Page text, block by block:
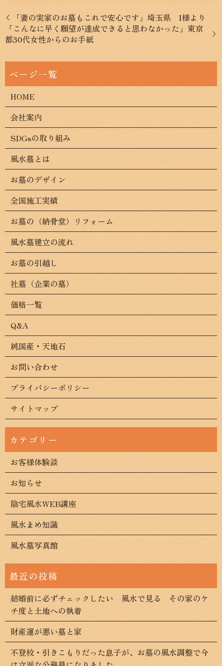
「妻の実家のお墓もこれで安心です」埼玉県 I様より
「こんなに早く願望が達成できると思わなかった」東京
都30代女性からのお手紙
HOME
会社案内
SDGsの取り組み
風水墓とは
お墓のデザイン
全国施工実績
お墓の（納骨堂）リフォーム
風水墓建立の流れ
お墓の引越し
社墓（企業の墓）
価格一覧
Q&A
純国産・天地石
お問い合わせ
プライバシーポリシー
サイトマップ
お客様体験談
お知らせ
陰宅風水WEB講座
風水まめ知識
風水墓写真館
結婚前に必ずチェックしたい 風水で見る その家のケ
チ度と土地への執着
財産運が悪い墓と家
不登校・引きこもりだった息子が、お墓の風水調整で今